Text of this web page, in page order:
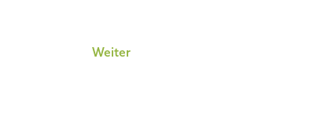
Weiter